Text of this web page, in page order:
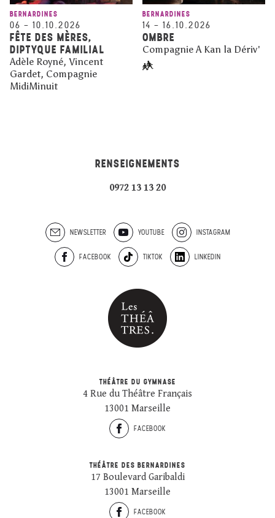
BERNARDINES
06 – 10.10.2026
FÊTE DES MÈRES,
DIPTYQUE FAMILIAL
Adèle Royné, Vincent
Gardet, Compagnie
MidiMinuit
BERNARDINES
14 – 16.10.2026
OMBRE
Compagnie A Kan la Dériv'
RENSEIGNEMENTS
0972 13 13 20
NEWSLETTER YOUTUBE INSTAGRAM
FACEBOOK TIKTOK LINKEDIN
THÉÂTRE DU GYMNASE
4 Rue du Théâtre Français
13001 Marseille
FACEBOOK
THÉÂTRE DES BERNARDINES
17 Boulevard Garibaldi
13001 Marseille
FACEBOOK